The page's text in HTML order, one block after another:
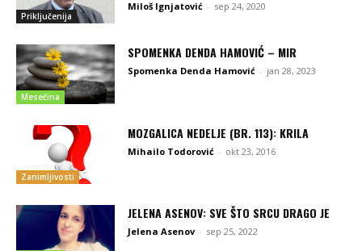
Priključenija
Miloš Ignjatović - sep 24, 2020
Mesečina
SPOMENKA DENDA HAMOVIĆ – MIR
Spomenka Denda Hamović - jan 28, 2023
Zanimljivosti
MOZGALICA NEDELJE (BR. 113): KRILA
Mihailo Todorović - okt 23, 2016
JELENA ASENOV: SVE ŠTO SRCU DRAGO JE
Jelena Asenov - sep 25, 2022